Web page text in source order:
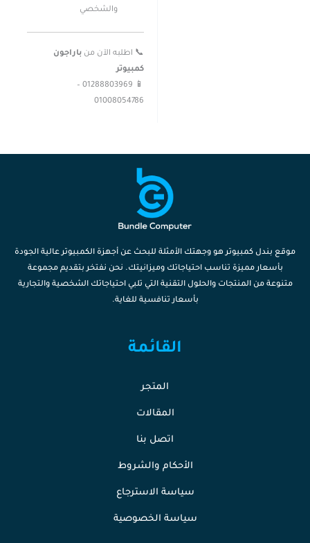
والشخصي
📞 اطلبه الآن منباراجون
كمبيوتر
📱 01288803969 –
01008054786
موقع بندل كمبيوتر هو وجهتك الأمثلة للبحث عن أجهزة الكمبيوتر عالية الجودة
بأسعار مميزة تناسب احتياجاتك وميزانيتك. نحن نفتخر بتقديم مجموعة
متنوعة من المنتجات والحلول التقنية التي تلبي احتياجاتك الشخصية والتجارية
بأسعار تنافسية للغاية.
القائمة
المتجر
المقالات
اتصل بنا
الأحكام والشروط
سياسة الاسترجاع
سياسة الخصوصية